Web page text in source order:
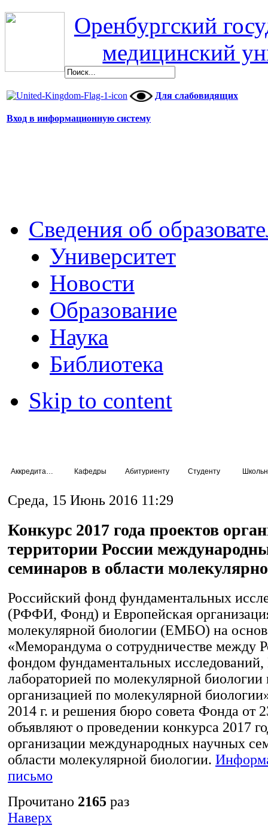
Оренбургский
медицинский
Для слабовидящих
Вход в информационную систему
Сведения об
Университет
Новости
Образование
Наука
Библиотека
Skip to content
Кафедры Абитуриенту Студенту
Среда, 15 Июнь 2016 11:29
Конкурс 2017 года проектов
территории России
семинаров в области
Российский фонд фундаментальных
(РФФИ, Фонд) и Европейская
молекулярной биологии (ЕМБО) на
«Меморандума о сотрудничестве между
фондом фундаментальных исследований,
лабораторией по молекулярной
организацией по молекулярной
2014 г. и решения бюро совета Фонда от
объявляют о проведении конкурса 2017
организации международных научных
области молекулярной биологии.
письмо
Прочитано 2165 раз
Наверх